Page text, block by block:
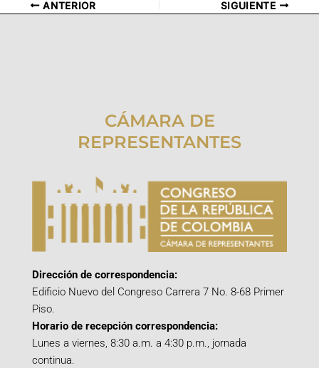
ANTERIOR SIGUIENTE
CÁMARA DE
REPRESENTANTES
Dirección de correspondencia:
Edificio Nuevo del Congreso Carrera 7 No. 8-68 Primer
Piso.
Horario de recepción correspondencia:
Lunes a viernes, 8:30 a.m. a 4:30 p.m., jornada
continua.